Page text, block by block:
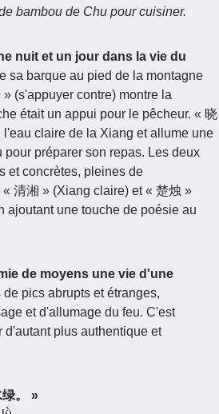
bambou de Chu pour cuisiner.
nuit et un jour dans la vie du
sa barque au pied de la montagne
(s'appuyer contre) montre la
était un appui pour le pêcheur. « 晓
claire de la Xiang et allume une
préparer son repas. Les deux
et concrètes, pleines de
清湘 » (Xiang claire) et « 楚烛 »
ajoutant une touche de poésie au
de moyens une vie d'une
pics abrupts et étranges,
et d'allumage du feu. C'est
plus authentique et
。 »